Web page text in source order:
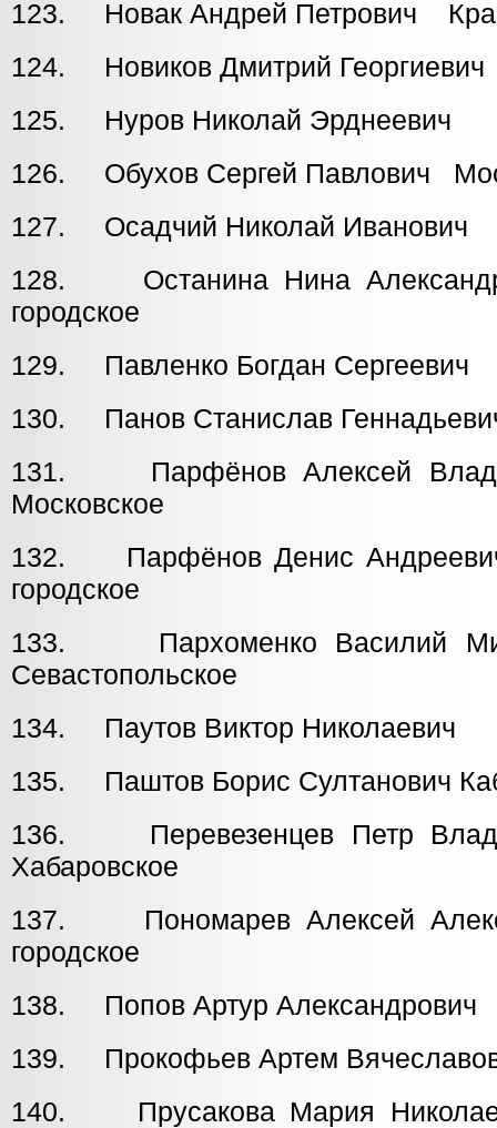
123. Новак Андрей Петрович
124. Новиков Дмитрий
125. Нуров Николай
126. Обухов Сергей Павлович
127. Осадчий Николай
128. Останина Нина
городское
129. Павленко Богдан
130. Панов Станислав
131. Парфёнов Алексей
Московское
132. Парфёнов Денис
городское
133. Пархоменко
Севастопольское
134. Паутов Виктор
135. Паштов Борис Султанович
136. Перевезенцев
Хабаровское
137. Пономарев Алексей
городское
138. Попов Артур
139. Прокофьев Артем
140. Прусакова Мария